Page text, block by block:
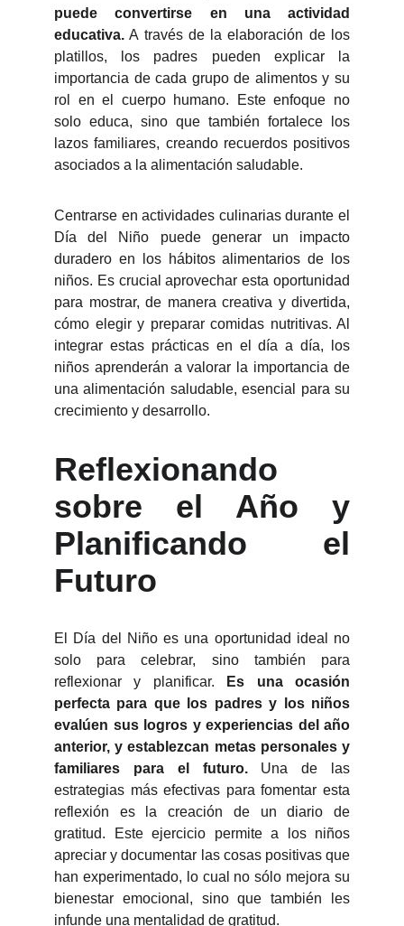
puede convertirse en una actividad
educativa. A través de la elaboración de los
platillos, los padres pueden explicar la
importancia de cada grupo de alimentos y su
rol en el cuerpo humano. Este enfoque no
solo educa, sino que también fortalece los
lazos familiares, creando recuerdos positivos
asociados a la alimentación saludable.
Centrarse en actividades culinarias durante el
Día del Niño puede generar un impacto
duradero en los hábitos alimentarios de los
niños. Es crucial aprovechar esta oportunidad
para mostrar, de manera creativa y divertida,
cómo elegir y preparar comidas nutritivas. Al
integrar estas prácticas en el día a día, los
niños aprenderán a valorar la importancia de
una alimentación saludable, esencial para su
crecimiento y desarrollo.
Reflexionando
sobre el Año y
Planificando el
Futuro
El Día del Niño es una oportunidad ideal no
solo para celebrar, sino también para
reflexionar y planificar.
Es una ocasión
perfecta para que los padres y los niños
evalúen sus logros y experiencias del año
anterior, y establezcan metas personales y
familiares para el futuro.Una de las
estrategias más efectivas para fomentar esta
reflexión es la creación de un diario de
gratitud. Este ejercicio permite a los niños
apreciar y documentar las cosas positivas que
han experimentado, lo cual no sólo mejora su
bienestar emocional, sino que también les
infunde una mentalidad de gratitud.